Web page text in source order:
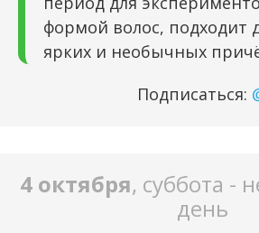
формой волос, подходит
ярких и необычных
Подписаться:
4 октября, суббота -
день